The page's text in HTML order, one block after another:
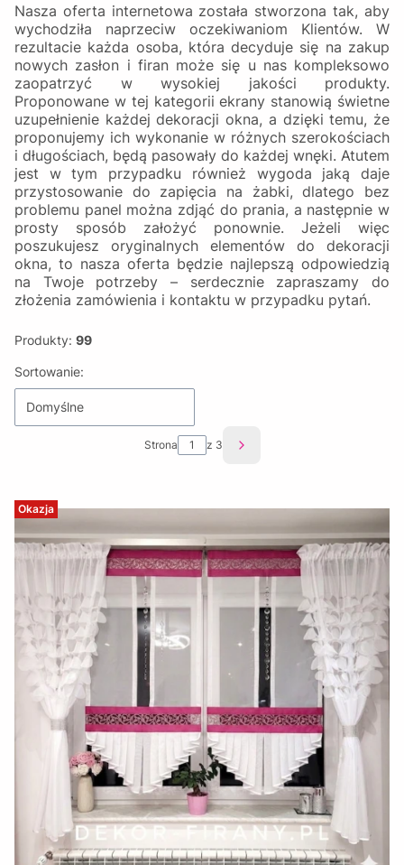
Nasza oferta internetowa została stworzona tak, aby
wychodziła naprzeciw oczekiwaniom Klientów. W
rezultacie każda osoba, która decyduje się na zakup
nowych zasłon i firan może się u nas kompleksowo
zaopatrzyć w wysokiej jakości produkty.
Proponowane w tej kategorii ekrany stanowią świetne
uzupełnienie każdej dekoracji okna, a dzięki temu, że
proponujemy ich wykonanie w różnych szerokościach
i długościach, będą pasowały do każdej wnęki. Atutem
jest w tym przypadku również wygoda jaką daje
przystosowanie do zapięcia na żabki, dlatego bez
problemu panel można zdjąć do prania, a następnie w
prosty sposób założyć ponownie. Jeżeli więc
poszukujesz oryginalnych elementów do dekoracji
okna, to nasza oferta będzie najlepszą odpowiedzią
na Twoje potrzeby – serdecznie zapraszamy do
złożenia zamówienia i kontaktu w przypadku pytań.
Produkty: 99
Lista produktów
Sortowanie:
Domyślne
Strona z 3 Następne produkty
Okazja